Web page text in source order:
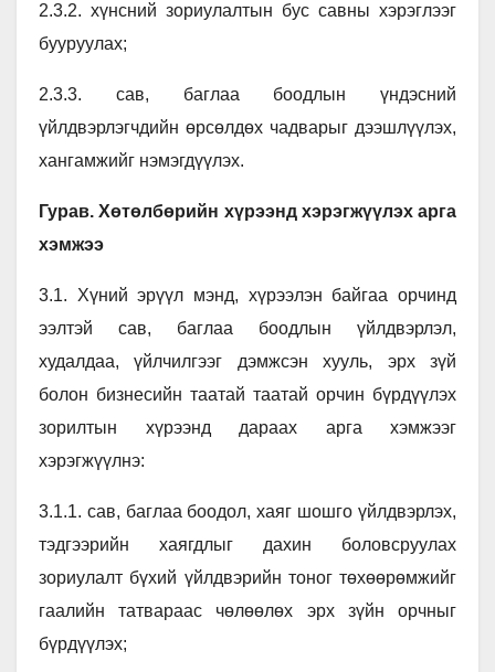
2.3.2. хүнсний зориулалтын бус савны хэрэглээг
бууруулах;
2.3.3. сав, баглаа боодлын үндэсний
үйлдвэрлэгчдийн өрсөлдөх чадварыг дээшлүүлэх,
хангамжийг нэмэгдүүлэх.
Гурав. Хөтөлбөрийн хүрээнд хэрэгжүүлэх арга
хэмжээ
3.1. Хүний эрүүл мэнд, хүрээлэн байгаа орчинд
ээлтэй сав, баглаа боодлын үйлдвэрлэл,
худалдаа, үйлчилгээг дэмжсэн хууль, эрх зүй
болон бизнесийн таатай таатай орчин бүрдүүлэх
зорилтын хүрээнд дараах арга хэмжээг
хэрэгжүүлнэ:
3.1.1. сав, баглаа боодол, хаяг шошго үйлдвэрлэх,
тэдгээрийн хаягдлыг дахин боловсруулах
зориулалт бүхий үйлдвэрийн тоног төхөөрөмжийг
гаалийн татвараас чөлөөлөх эрх зүйн орчныг
бүрдүүлэх;